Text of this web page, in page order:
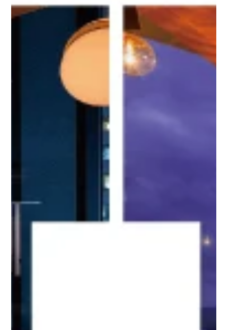
2025年12月23日
読了時間: 2分
MOSS okinawaが3周年を迎えました
那覇ホテルストレータの離れにて運営するレストラン『MOSS
okinawa』が12月23日に開業3周年を迎えました。